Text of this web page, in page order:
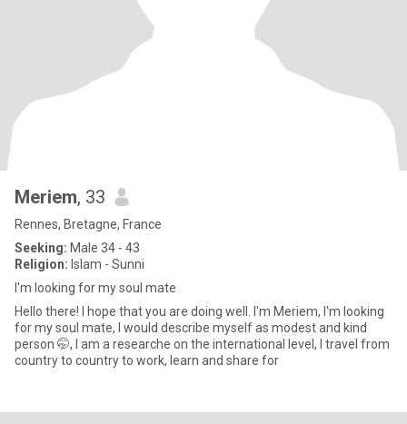
Meriem, 33
Rennes, Bretagne, France
Seeking: Male 34 - 43
Religion: Islam - Sunni
I'm looking for my soul mate
Hello there! I hope that you are doing well. I'm Meriem, I'm looking
for my soul mate, I would describe myself as modest and kind
person 🤭, I am a researche on the international level, I travel from
country to country to work, learn and share for